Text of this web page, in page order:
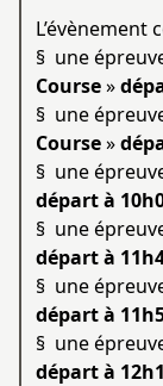
L’évènement
§ une
Course»
§ une
Course»
§ une
départ à
§ une
départ à
§ une
départ à
§ une
départ à